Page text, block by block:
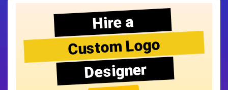
Hire a
Custom Logo
Designer